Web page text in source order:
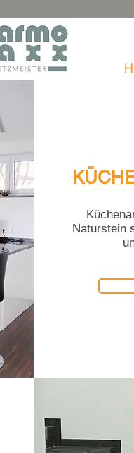
Naturstein